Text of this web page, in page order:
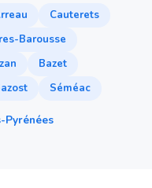
Cauterets
Barousse
Bazet
Séméac
Pyrénées